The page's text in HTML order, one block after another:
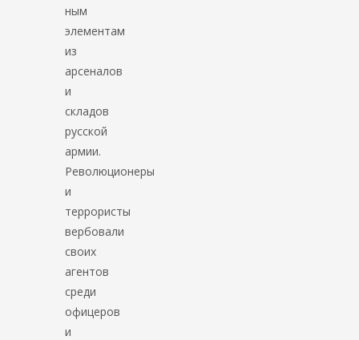
ным
элементам
из
арсеналов
и
складов
русской
армии.
Революционеры
и
террористы
вербовали
своих
агентов
среди
офицеров
и